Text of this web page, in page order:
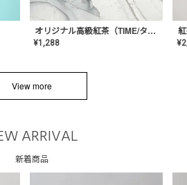
オリジナル高級紅茶（TIME/タイム）【ギフト/プチギフト/プレゼント/内祝い/結婚式/オリジナル配合/高品質/ハーブティー/茶葉/記念日/お返し/手土産/美容/おしゃれ】
¥1,288 ¥
View more
ARRIVAL
新着商品